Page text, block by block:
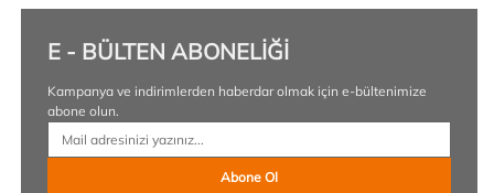
E - BÜLTEN ABONELİĞİ
Kampanya ve indirimlerden haberdar olmak için e-bültenimize
abone olun.
Abone Ol